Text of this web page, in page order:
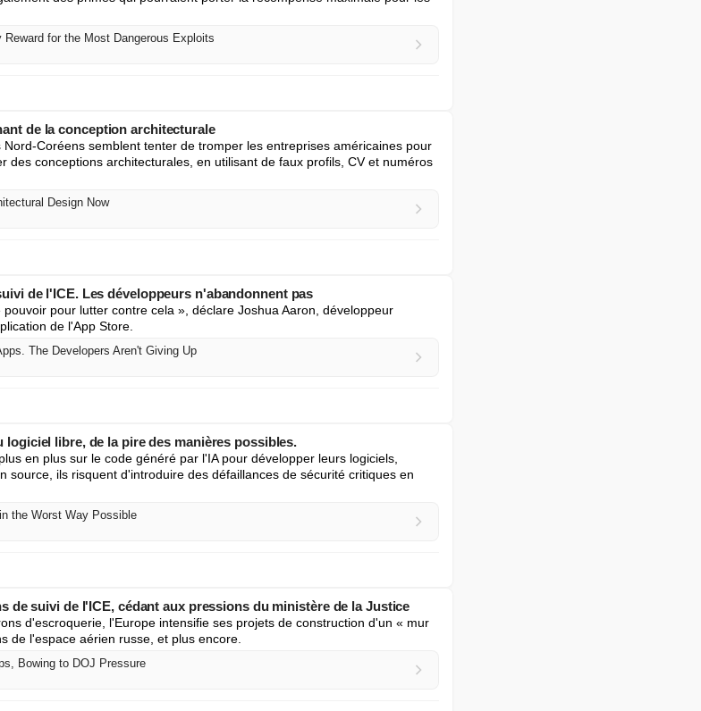
for the Most Dangerous Exploits
de la conception architecturale
Coréens semblent tenter de tromper les entreprises américaines pour
des conceptions architecturales, en utilisant de faux profils, CV et numéros
Design Now
de l'ICE. Les développeurs n'abandonnent pas
pour lutter contre cela », déclare Joshua Aaron, développeur
de l'App Store.
The Developers Aren't Giving Up
logiciel libre, de la pire des manières possibles.
en plus sur le code généré par l'IA pour développer leurs logiciels,
source, ils risquent d'introduire des défaillances de sécurité critiques en
the Worst Way Possible
de suivi de l'ICE, cédant aux pressions du ministère de la Justice
d'escroquerie, l'Europe intensifie ses projets de construction d'un « mur
de l'espace aérien russe, et plus encore.
Bowing to DOJ Pressure